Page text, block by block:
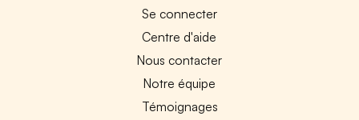
Se connecter
Centre d'aide
Nous contacter
Notre équipe
Témoignages